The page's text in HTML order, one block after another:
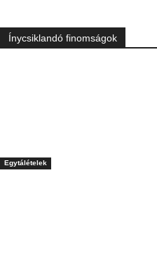
Ínycsiklandó finomságok
Egytálételek